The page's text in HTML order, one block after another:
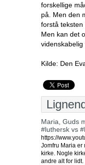
forskellige
på. Men den
forstå teksten
Men kan det
Kilde: Den
Maria, Guds
#luthersk vs
https://
Jomfru Maria
kirke. Nogle
andre alt for